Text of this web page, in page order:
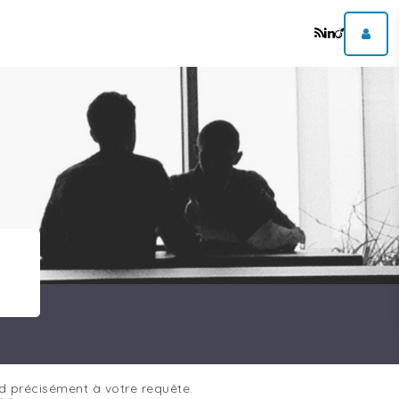
précisément à votre requête.